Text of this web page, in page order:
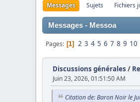
Messages Sujets Fichiers
Messages - Messoa
Pages 1 2 3 4 5 6 7 8 9 10
Discussions générales /
Juin 23, 2026, 01:51:50 AM
Citation de: Baron Noir le